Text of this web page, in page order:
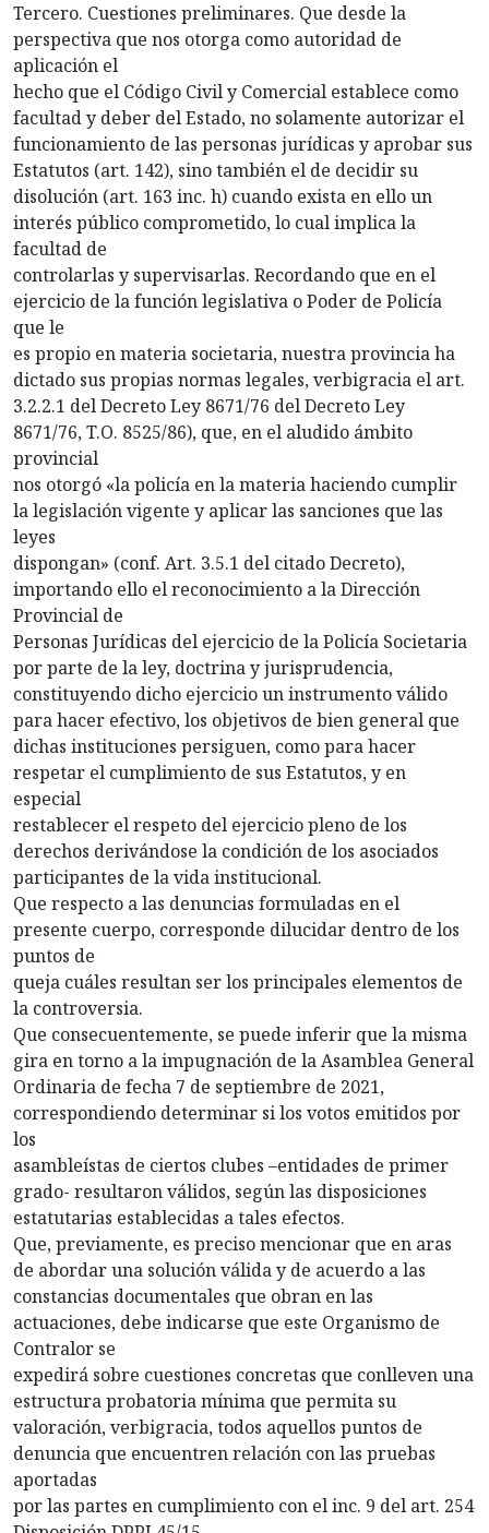
Tercero. Cuestiones preliminares. Que desde la
perspectiva que nos otorga como autoridad de
aplicación el
hecho que el Código Civil y Comercial establece como
facultad y deber del Estado, no solamente autorizar el
funcionamiento de las personas jurídicas y aprobar sus
Estatutos (art. 142), sino también el de decidir su
disolución (art. 163 inc. h) cuando exista en ello un
interés público comprometido, lo cual implica la
facultad de
controlarlas y supervisarlas. Recordando que en el
ejercicio de la función legislativa o Poder de Policía
que le
es propio en materia societaria, nuestra provincia ha
dictado sus propias normas legales, verbigracia el art.
3.2.2.1 del Decreto Ley 8671/76 del Decreto Ley
8671/76, T.O. 8525/86), que, en el aludido ámbito
provincial
nos otorgó «la policía en la materia haciendo cumplir
la legislación vigente y aplicar las sanciones que las
leyes
dispongan» (conf. Art. 3.5.1 del citado Decreto),
importando ello el reconocimiento a la Dirección
Provincial de
Personas Jurídicas del ejercicio de la Policía Societaria
por parte de la ley, doctrina y jurisprudencia,
constituyendo dicho ejercicio un instrumento válido
para hacer efectivo, los objetivos de bien general que
dichas instituciones persiguen, como para hacer
respetar el cumplimiento de sus Estatutos, y en
especial
restablecer el respeto del ejercicio pleno de los
derechos derivándose la condición de los asociados
participantes de la vida institucional.
Que respecto a las denuncias formuladas en el
presente cuerpo, corresponde dilucidar dentro de los
puntos de
queja cuáles resultan ser los principales elementos de
la controversia.
Que consecuentemente, se puede inferir que la misma
gira en torno a la impugnación de la Asamblea General
Ordinaria de fecha 7 de septiembre de 2021,
correspondiendo determinar si los votos emitidos por
los
asambleístas de ciertos clubes –entidades de primer
grado- resultaron válidos, según las disposiciones
estatutarias establecidas a tales efectos.
Que, previamente, es preciso mencionar que en aras
de abordar una solución válida y de acuerdo a las
constancias documentales que obran en las
actuaciones, debe indicarse que este Organismo de
Contralor se
expedirá sobre cuestiones concretas que conlleven una
estructura probatoria mínima que permita su
valoración, verbigracia, todos aquellos puntos de
denuncia que encuentren relación con las pruebas
aportadas
por las partes en cumplimiento con el inc. 9 del art. 254